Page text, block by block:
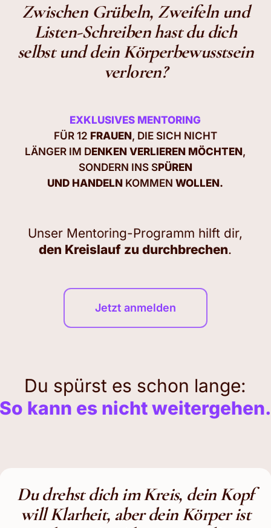
Zwischen Grübeln, Zweifeln und
Listen-Schreiben hast du dich
selbst und dein Körperbewusstsein
verloren?
EXKLUSIVES MENTORING
FÜR 12 FRAUEN, DIE SICH NICHT
LÄNGER IM DENKEN VERLIEREN MÖCHTEN,
SONDERN INS SPÜREN
UND HANDELN KOMMENWOLLEN.
Unser Mentoring-Programm hilft dir,
den Kreislauf zu durchbrechen.
Jetzt anmelden
Du spürst es schon lange:
kann es nicht weitergehen.
Du drehst dich im Kreis, dein Kopf
will Klarheit, aber dein Körper ist